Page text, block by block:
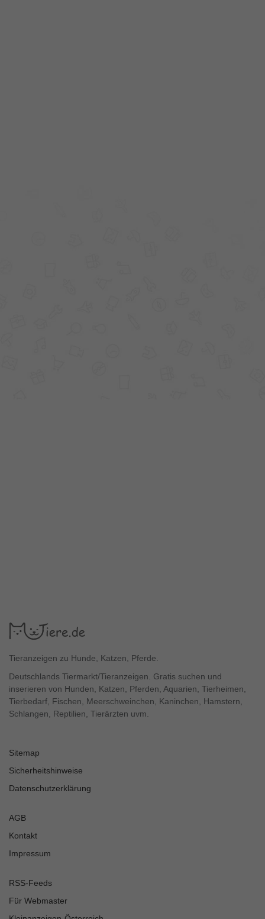
Tieranzeigen zu Hunde, Katzen, Pferde.
Deutschlands Tiermarkt/Tieranzeigen. Gratis suchen und
inserieren von Hunden, Katzen, Pferden, Aquarien, Tierheimen,
Tierbedarf, Fischen, Meerschweinchen, Kaninchen, Hamstern,
Schlangen, Reptilien, Tierärzten uvm.
Sitemap
Sicherheitshinweise
Datenschutzerklärung
AGB
Kontakt
Impressum
RSS-Feeds
Für Webmaster